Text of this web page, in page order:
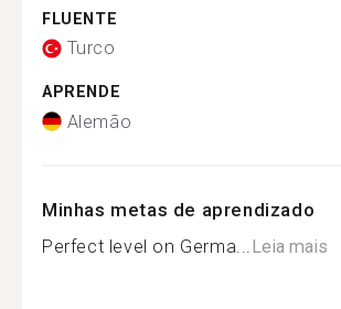
FLUENTE
Turco
APRENDE
Alemão
Minhas metas de aprendizado
Perfect level on Germa... Leia mais